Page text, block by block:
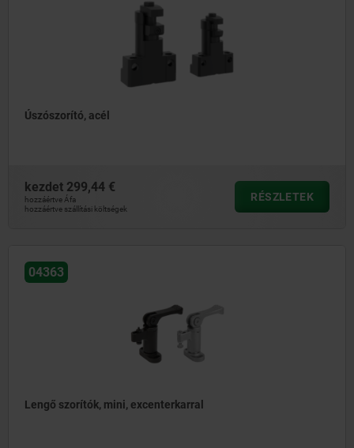
Úszószorító, acél
kezdet 299,44 €
hozzáértve Áfa
hozzáértve szállítási költségek
RÉSZLETEK
04363
Lengő szorítók, mini, excenterkarral